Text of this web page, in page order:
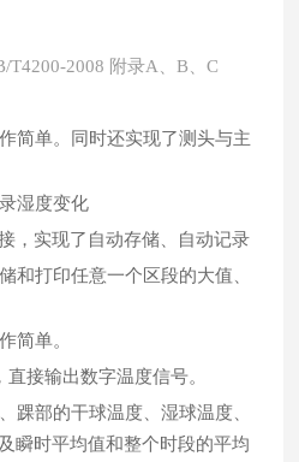
T4200-2008 附录A、B、C
简单。同时还实现了测头与主
湿度变化
，实现了自动存储、自动记录
和打印任意一个区段的大值、
简单。
接输出数字温度信号。
踝部的干球温度、湿球温度、
瞬时平均值和整个时段的平均